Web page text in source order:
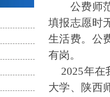
公费师
填报志愿时
生活费。公
有岗。
2025年在
大学、陕西